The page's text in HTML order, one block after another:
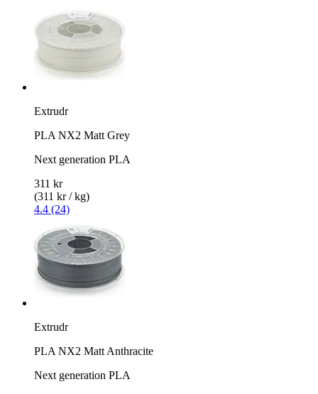
Extrudr
PLA NX2 Matt Grey
Next generation PLA
311 kr
(311 kr / kg)
4.4 (24)
Extrudr
PLA NX2 Matt Anthracite
Next generation PLA